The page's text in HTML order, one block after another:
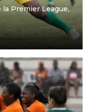
la Premier League,